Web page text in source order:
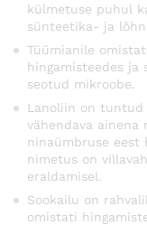
külmetuse puhul
sünteetika- ja
Tüümianile
hingamisteedes
seotud mikroobe.
Lanoliin on tuntud
vähendava ainena
ninaümbruse eest
nimetus on
eraldamisel.
Sookailu on
omistati